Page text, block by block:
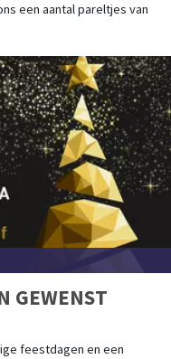
een aantal pareltjes van
GEWENST
feestdagen en een